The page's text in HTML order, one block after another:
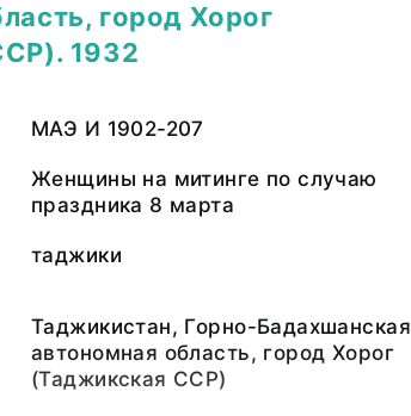
город Хорог
1932
МАЭ И 1902-207
Женщины на митинге по случаю
праздника 8 марта
таджики
Таджикистан, Горно-Бадахшанская
автономная область, город Хорог
(Таджикская ССР)